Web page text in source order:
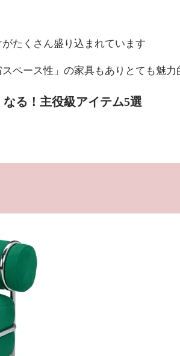
たくさん盛り込まれています
ペース性」の家具もありとても魅力
なる！主役級アイテム5選